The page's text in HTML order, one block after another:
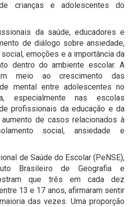
crianças e adolescentes do
da saúde, educadores e
de diálogo sobre ansiedade,
emoções e a importância da
dentro do ambiente escolar. A
meio ao crescimento das
mental entre adolescentes no
especialmente nas escolas
profissionais da educação e da
de casos relacionados à
social, ansiedade e
de Saúde do Escolar (PeNSE),
Brasileiro de Geografia e
que três em cada dez
13 e 17 anos, afirmaram sentir
das vezes. Uma proporção